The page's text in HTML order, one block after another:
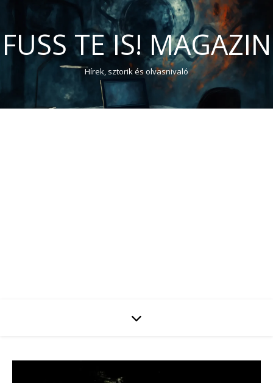
FUSS TE IS! MAGAZIN
Hírek, sztorik és olvasnivaló